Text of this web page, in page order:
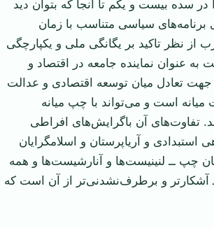
سده بيست و يكم تا آنجا كه بتوان ديد
‏برنامه‌های سياسی متناسب با زمان
نظر تاكيد بر يگانگی ملی و ‏يكپارچگی
به عنوان نماينده جامعه در اقتصاد و
‏جهت تعادل ميان توسعه اقتصادی و عدالت
ميانه است و می‌تواند با چپ ميانه
تفاوت‌های آن باگرايش‌های افراطی
استبدادی و آريا‌‏پرستان و اسلامگرايان
چپ ــ لنينيست‌ها و آنارشيست‌ها و همه
آشكارتر و برطرف‌نشدنی‌تر از آن است كه